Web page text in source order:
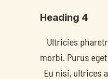
Heading 4
Ultricies
morbi. Purus
Eu nisi, ultrices